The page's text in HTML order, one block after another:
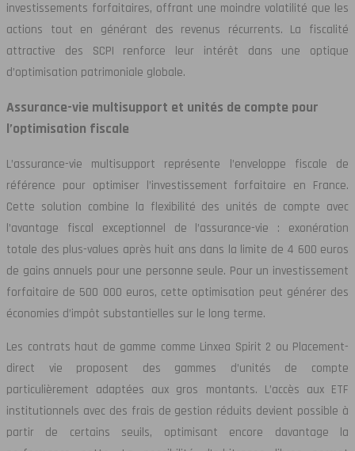
investissements forfaitaires, offrant une moindre volatilité que les
actions tout en générant des revenus récurrents. La fiscalité
attractive des SCPI renforce leur intérêt dans une optique
d’optimisation patrimoniale globale.
Assurance-vie multisupport et unités de compte pour
l’optimisation fiscale
L’assurance-vie multisupport représente l’enveloppe fiscale de
référence pour optimiser l’investissement forfaitaire en France.
Cette solution combine la flexibilité des unités de compte avec
l’avantage fiscal exceptionnel de l’assurance-vie : exonération
totale des plus-values après huit ans dans la limite de 4 600 euros
de gains annuels pour une personne seule. Pour un investissement
forfaitaire de 500 000 euros, cette optimisation peut générer des
économies d’impôt substantielles sur le long terme.
Les contrats haut de gamme comme Linxea Spirit 2 ou Placement-
direct vie proposent des gammes d’unités de compte
particulièrement adaptées aux gros montants. L’accès aux ETF
institutionnels avec des frais de gestion réduits devient possible à
partir de certains seuils, optimisant encore davantage la